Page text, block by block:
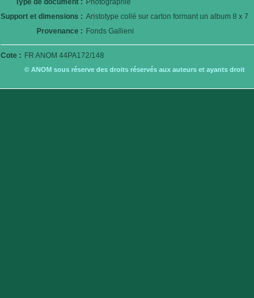
Type de document : Photographie
Support et dimensions : Aristotype collé sur carton formant un album 8 x 7
Provenance : Fonds Gallieni
Cote : FR ANOM 44PA172/148
© ANOM sous réserve des droits réservés aux auteurs et ayants droit